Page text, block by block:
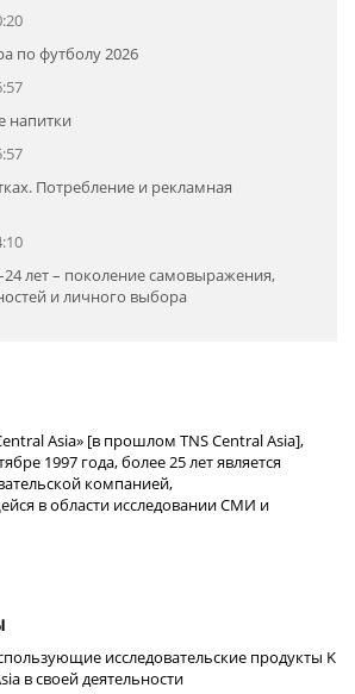
по футболу 2026
напитки
Потребление и рекламная
лет – поколение самовыражения,
и личного выбора
Asia» [в прошлом TNS Central Asia],
1997 года, более 25 лет является
компанией,
в области исследовании СМИ и
исследовательские продукты K
в своей деятельности